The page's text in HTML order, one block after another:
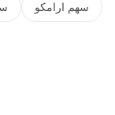
سهم ارامكو